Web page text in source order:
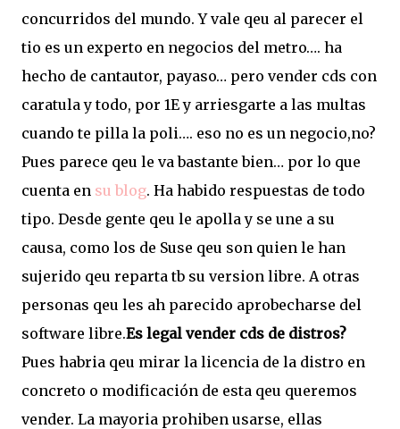
concurridos del mundo. Y vale qeu al parecer el
tio es un experto en negocios del metro…. ha
hecho de cantautor, payaso… pero vender cds con
caratula y todo, por 1E y arriesgarte a las multas
cuando te pilla la poli…. eso no es un negocio,no?
Pues parece qeu le va bastante bien… por lo que
cuenta en su blog. Ha habido respuestas de todo
tipo. Desde gente qeu le apolla y se une a su
causa, como los de Suse qeu son quien le han
sujerido qeu reparta tb su version libre. A otras
personas qeu les ah parecido aprobecharse del
software libre.Es legal vender cds de distros?
Pues habria qeu mirar la licencia de la distro en
concreto o modificación de esta qeu queremos
vender. La mayoria prohiben usarse, ellas